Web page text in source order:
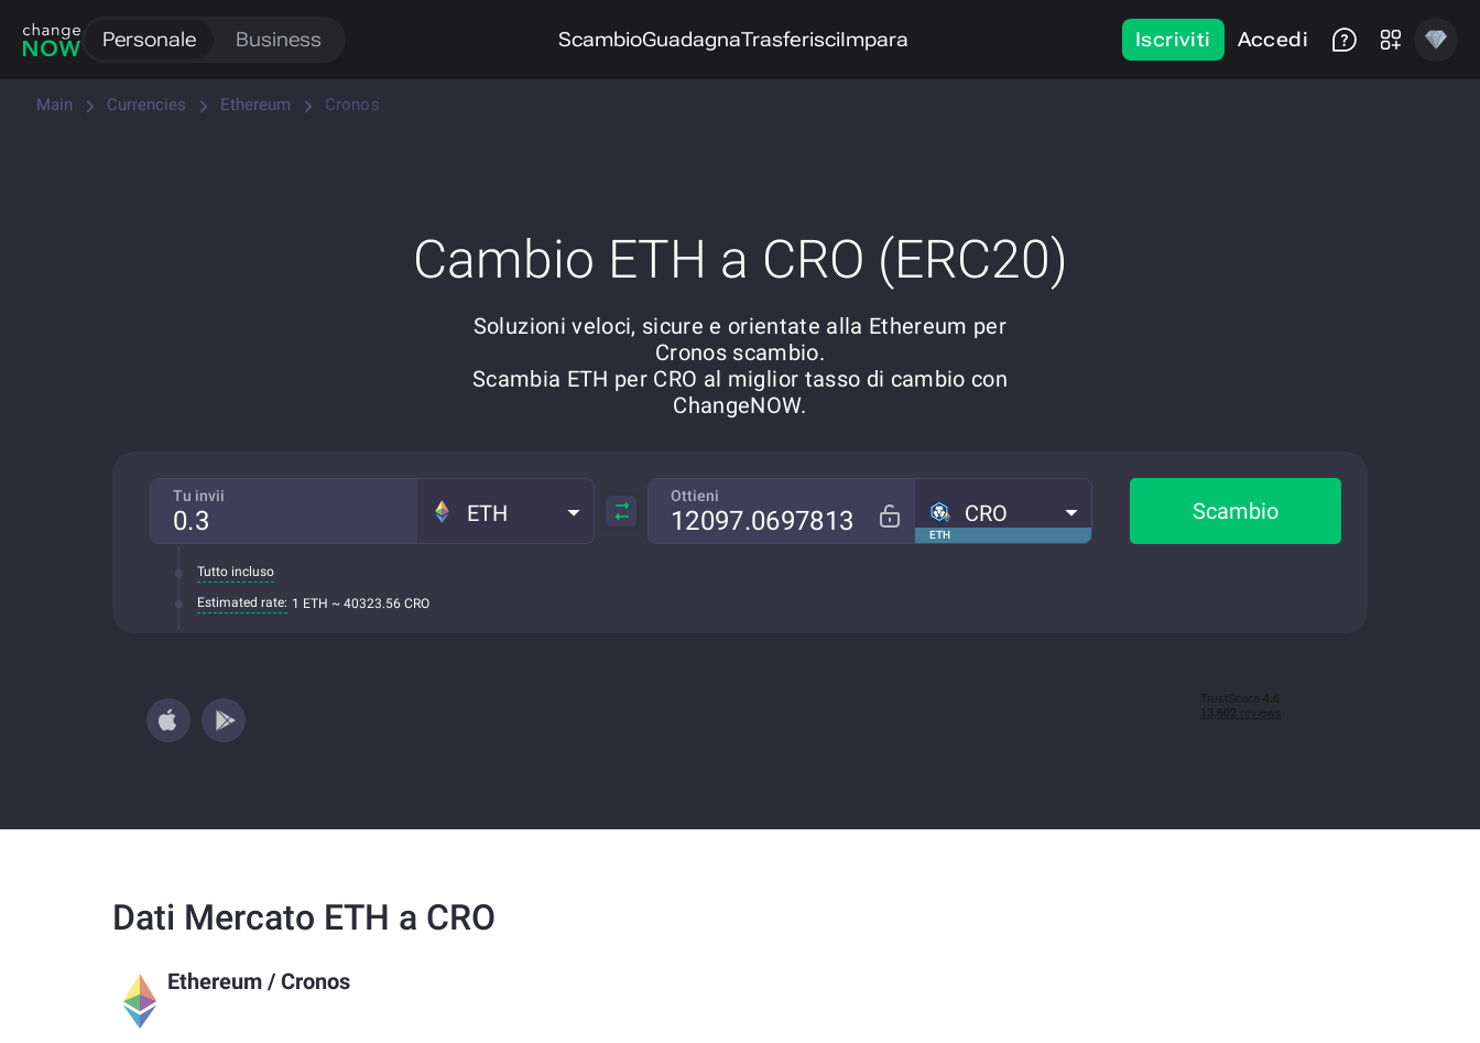
Personale Business ScambioGuadagnaTrasferisciImpara Iscriviti Accedi
Main Currencies Ethereum Cronos
Cambio ETH a CRO (ERC20)
Soluzioni veloci, sicure e orientate alla Ethereum per
Cronos scambio.
Scambia ETH per CRO al miglior tasso di cambio con
ChangeNOW.
Tu invii
ETH
Tutto incluso
Estimated rate: 1 ETH ~ 40323.56 CRO
Ottieni
ETH
CRO Scambio
Dati Mercato ETH a CRO
Ethereum / Cronos